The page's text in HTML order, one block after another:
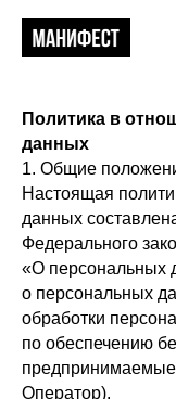
Политика в
данных
1. Общие
Настоящая
данных
Федерального
«О персональных
о персональных
обработки
по обеспечению
Оператор).